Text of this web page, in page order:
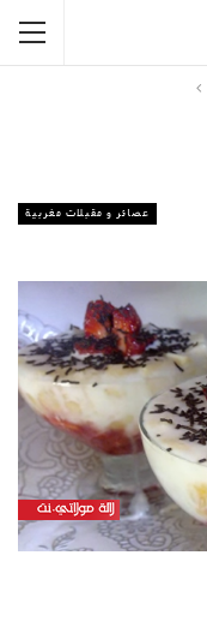
عصائر و مقبلات مغربية